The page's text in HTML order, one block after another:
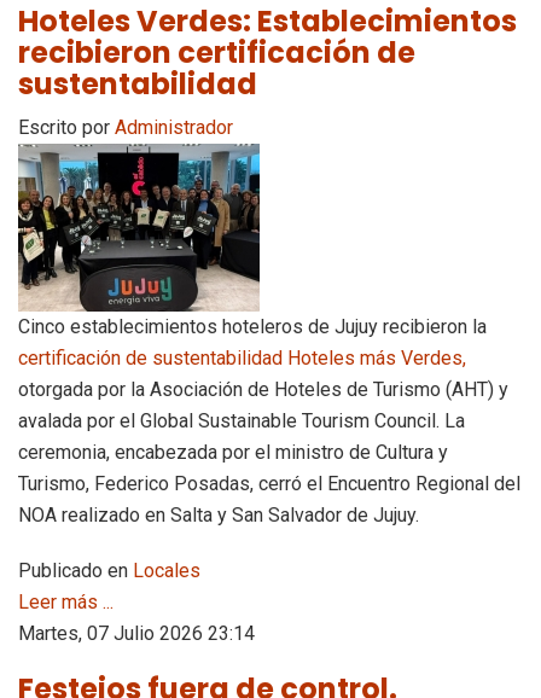
Hoteles Verdes: Establecimientos
recibieron certificación de
sustentabilidad
Escrito por Administrador
Cinco establecimientos hoteleros de Jujuy recibieron la
certificación de sustentabilidad Hoteles más Verdes,
otorgada por la Asociación de Hoteles de Turismo (AHT) y
avalada por el Global Sustainable Tourism Council. La
ceremonia, encabezada por el ministro de Cultura y
Turismo, Federico Posadas, cerró el Encuentro Regional del
NOA realizado en Salta y San Salvador de Jujuy.
Publicado en Locales
Leer más ...
Martes, 07 Julio 2026 23:14
Festejos fuera de control.